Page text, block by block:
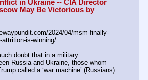
in Ukraine -- CIA Director
May Be Victorious by
2024/04/msm-finally-
attrition-is-winning/
doubt that in a military
Russia and Ukraine, those whom
called a ‘war machine’ (Russians)